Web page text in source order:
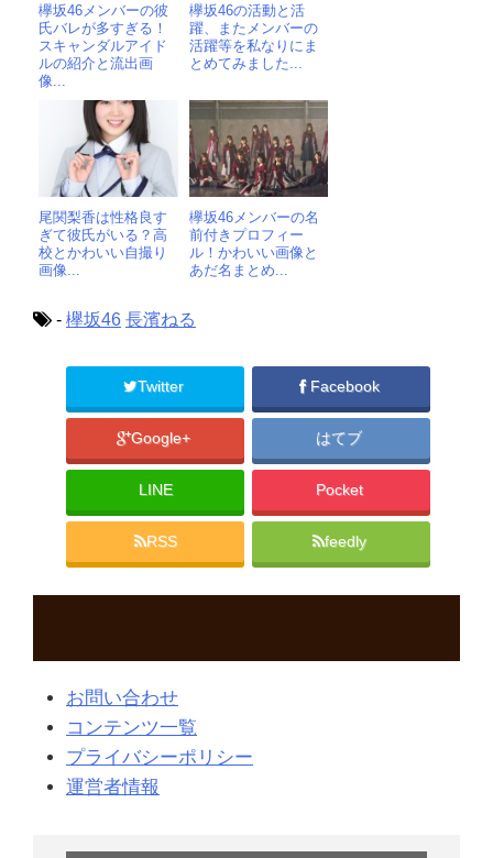
欅坂46メンバーの彼
氏バレが多すぎる！
スキャンダルアイド
ルの紹介と流出画
像...
欅坂46の活動と活
躍、またメンバーの
活躍等を私なりにま
とめてみました...
尾関梨香は性格良す
ぎて彼氏がいる？高
校とかわいい自撮り
画像...
欅坂46メンバーの名
前付きプロフィー
ル！かわいい画像と
あだ名まとめ...
- 欅坂46 長濱ねる
Twitter Facebook
Google+ はてブ
LINE Pocket
RSS feedly
お問い合わせ
コンテンツ一覧
プライバシーポリシー
運営者情報